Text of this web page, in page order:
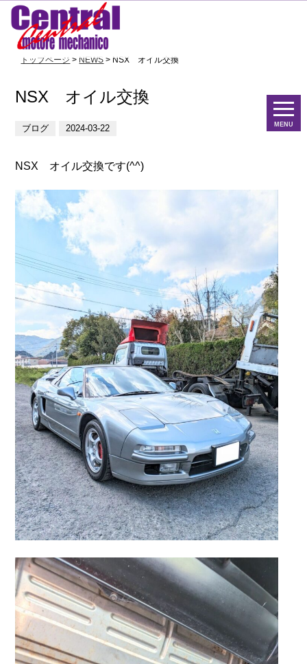
MENU
トップページ > NEWS > NSX オイル交換
NSX オイル交換
ブログ 2024-03-22
NSX オイル交換です(^^)